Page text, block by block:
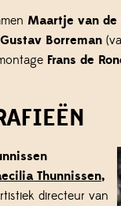
Maartje van de
Gustav Borreman
Frans de
Thunnissen,
directeur van